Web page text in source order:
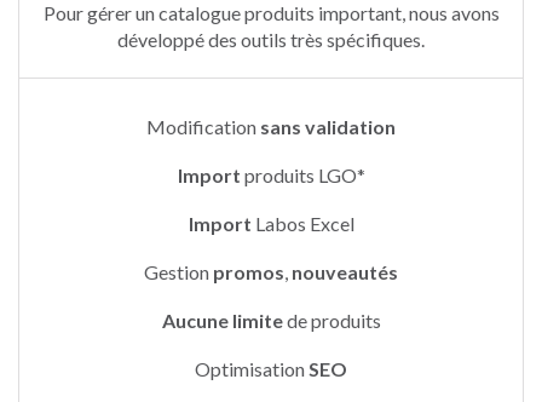
Pour gérer un catalogue produits important, nous avons
développé des outils très spécifiques.
Modification sans validation
Import produits LGO*
Import Labos Excel
Gestion promos, nouveautés
Aucune limitede produits
OptimisationSEO